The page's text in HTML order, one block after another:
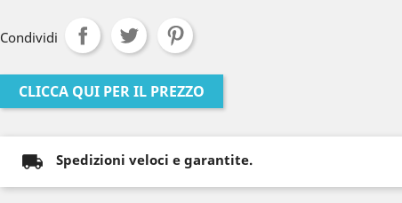
Condividi
CLICCA QUI PER IL PREZZO
Spedizioni veloci e garantite.